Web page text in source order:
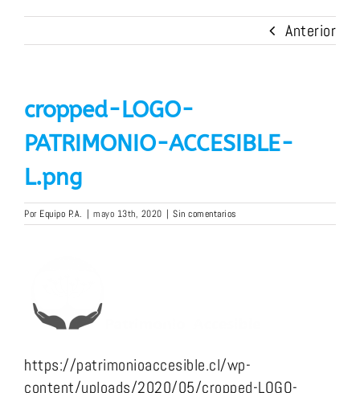
Anterior
cropped-LOGO-
PATRIMONIO-ACCESIBLE-
L.png
Por Equipo P.A. | mayo 13th, 2020 | Sin comentarios
https://patrimonioaccesible.cl/wp-
content/uploads/2020/05/cropped-LOGO-